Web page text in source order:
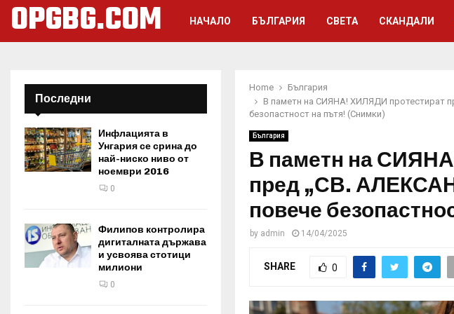
OPGBG.COM НАЧАЛО БЪЛГАРИЯ СВЕТА СКАНДАЛИ
Home
България
В паметн на СИЯНА! ХИЛЯДИ протестират
безопастност на пътя! (Снимки)
България
В паметн на
пред „СВ.
повече
by admin 14/04/2025
SHARE 0
Последни
Инфлацията в
Унгария се срина до
най-ниско ниво от
ноември 2016
0
Филипов контролира
дигиталната държава
и усвоява стотици
милиони
0